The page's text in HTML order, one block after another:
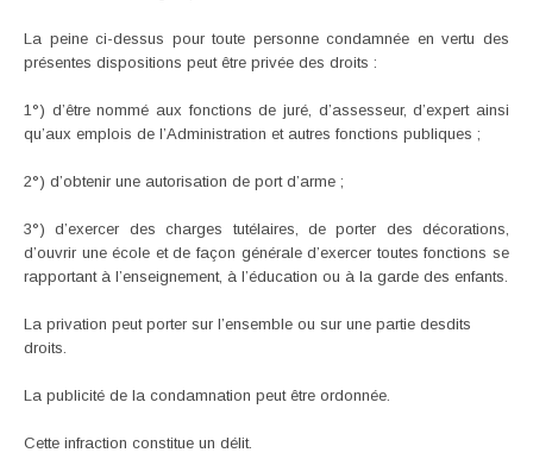
La peine ci-dessus pour toute personne condamnée en vertu des
présentes dispositions peut être privée des droits :
1°) d’être nommé aux fonctions de juré, d’assesseur, d’expert ainsi
qu’aux emplois de l’Administration et autres fonctions publiques ;
2°) d’obtenir une autorisation de port d’arme ;
3°) d’exercer des charges tutélaires, de porter des décorations,
d’ouvrir une école et de façon générale d’exercer toutes fonctions se
rapportant à l’enseignement, à l’éducation ou à la garde des enfants.
La privation peut porter sur l’ensemble ou sur une partie desdits
droits.
La publicité de la condamnation peut être ordonnée.
Cette infraction constitue un délit.